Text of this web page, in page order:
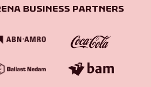
Business Partners